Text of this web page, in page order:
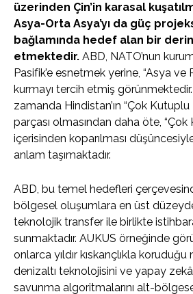
üzerinden Çin’in karasal
Asya-Orta Asya’yı da güç
bağlamında hedef alan bir
etmektedir. ABD, NATO’nun
Pasifik’e esnetmek yerine, “Asya ve
kurmayı tercih etmiş görünmektedir.
zamanda Hindistan’ın “Çok Kutuplu
parçası olmasından daha öte,
içerisinden koparılması
anlam taşımaktadır.
ABD, bu temel hedefleri
bölgesel oluşumlara en üst
teknolojik transfer ile birlikte
sunmaktadır. AUKUS örneğinde
onlarca yıldır kıskançlıkla
denizaltı teknolojisini ve yapay
savunma algoritmalarını alt-